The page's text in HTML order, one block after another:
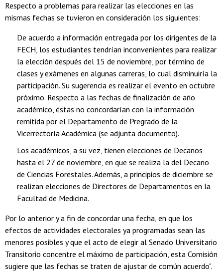
Respecto a problemas para realizar las elecciones en las
mismas fechas se tuvieron en consideración los siguientes:
De acuerdo a información entregada por los dirigentes de la
FECH, los estudiantes tendrían inconvenientes para realizar
la elección después del 15 de noviembre, por término de
clases y exámenes en algunas carreras, lo cual disminuiría la
participación. Su sugerencia es realizar el evento en octubre
próximo. Respecto a las fechas de finalización de año
académico, éstas no concordarían con la información
remitida por el Departamento de Pregrado de la
Vicerrectoría Académica (se adjunta documento).
Los académicos, a su vez, tienen elecciones de Decanos
hasta el 27 de noviembre, en que se realiza la del Decano
de Ciencias Forestales. Además, a principios de diciembre se
realizan elecciones de Directores de Departamentos en la
Facultad de Medicina.
Por lo anterior y a fin de concordar una fecha, en que los
efectos de actividades electorales ya programadas sean las
menores posibles y que el acto de elegir al Senado Universitario
Transitorio concentre el máximo de participación, esta Comisión
sugiere que las fechas se traten de ajustar de común acuerdo".